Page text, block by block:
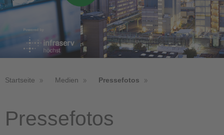
Anfahrt
Startseite Medien Pressefotos
Pressefotos